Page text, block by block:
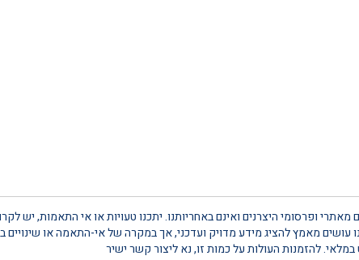
ופרסומי היצרנים ואינם באחריותנו. יתכנו טעויות או אי התאמות, יש
מאמץ להציג מידע מדויק ועדכני, אך במקרה של אי-התאמה או שינויים